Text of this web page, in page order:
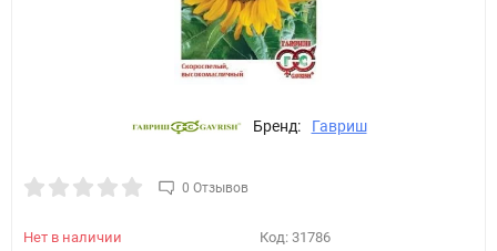
Бренд: Гавриш
0 Отзывов
Нет в наличии Код: 31786